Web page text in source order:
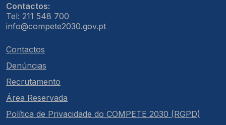
Contactos:
Tel: 211 548 700
info@compete2030.gov.pt
Contactos
Denúncias
Recrutamento
Área Reservada
Política de Privacidade do COMPETE 2030 (RGPD)